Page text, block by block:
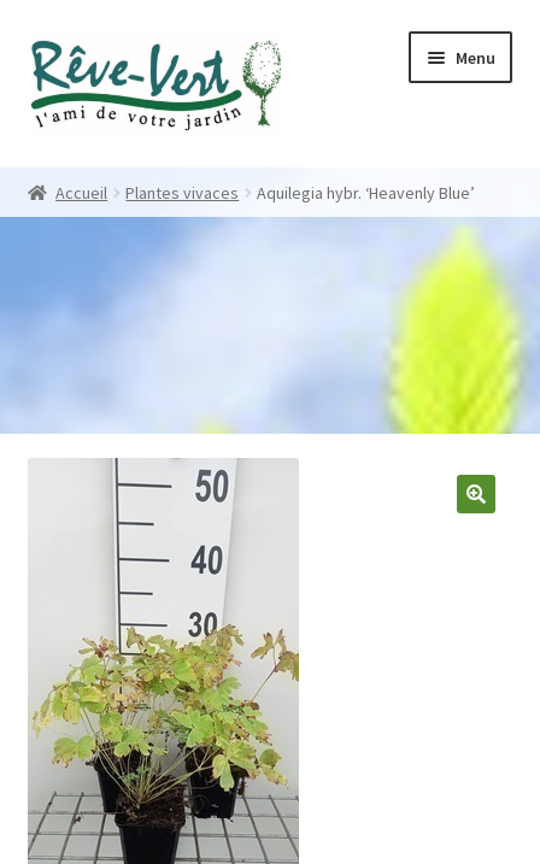
Skip
to
navigation
Skip
to
content
Menu
Accueil Plantes vivaces Aquilegia hybr. ‘Heavenly Blue’